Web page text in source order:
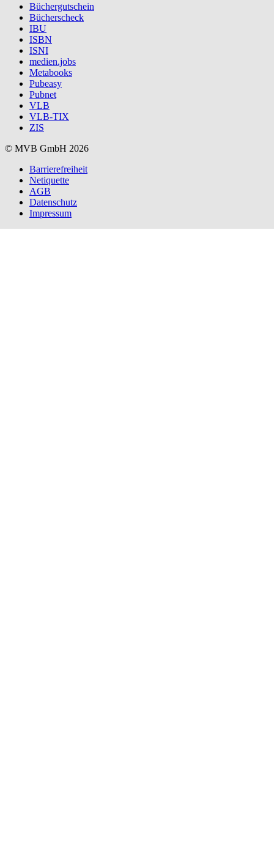
Büchergutschein
Bücherscheck
IBU
ISBN
ISNI
medien.jobs
Metabooks
Pubeasy
Pubnet
VLB
VLB-TIX
ZIS
© MVB GmbH 2026
Barrierefreiheit
Netiquette
AGB
Datenschutz
Impressum